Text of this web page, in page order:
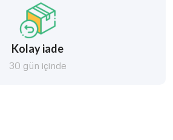
Kolay iade
30 gün içinde